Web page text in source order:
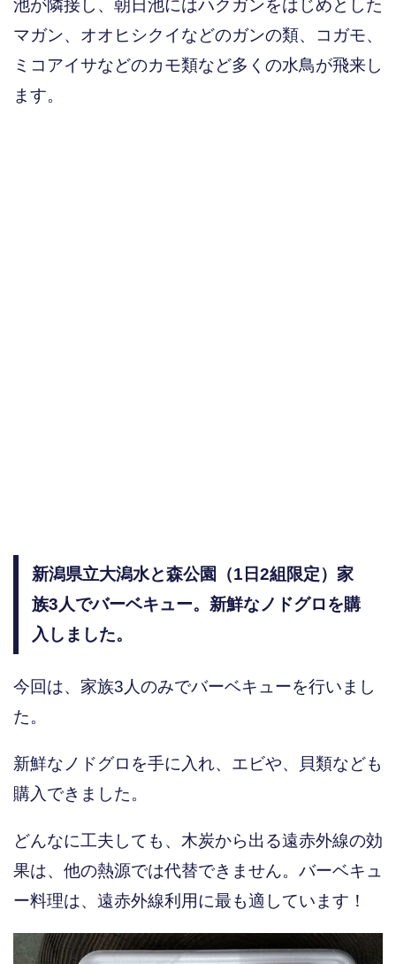
池が隣接し、朝日池にはハクガンをはじめとした
マガン、オオヒシクイなどのガンの類、コガモ、
ミコアイサなどのカモ類など多くの水鳥が飛来し
ます。
新潟県立大潟水と森公園（1日2組限定）家
族3人でバーベキュー。新鮮なノドグロを購
入しました。
今回は、家族3人のみでバーベキューを行いまし
た。
新鮮なノドグロを手に入れ、エビや、貝類なども
購入できました。
どんなに工夫しても、木炭から出る遠赤外線の効
果は、他の熱源では代替できません。バーベキュ
ー料理は、遠赤外線利用に最も適しています！